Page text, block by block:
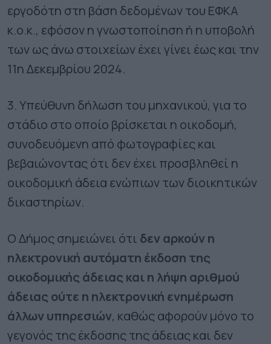
εργοδότη στη βάση δεδομένων του ΕΦΚΑ
κ.ο.κ., εφόσον η γνωστοποίηση ή η υποβολή
των ως άνω στοιχείων έχει γίνει έως και την
11η Δεκεμβρίου 2024.
3. Υπεύθυνη δήλωση του μηχανικού, για το
στάδιο στο οποίο βρίσκεται η οικοδομή,
συνοδευόμενη από φωτογραφίες και
βεβαιώνοντας ότι δεν έχει προσβληθεί η
οικοδομική άδεια ενώπιων των διοικητικών
δικαστηρίων.
Ο Δήμος σημειώνει ότι δεν αρκούν η
ηλεκτρονική αυτόματη έκδοση της
οικοδομικής άδειας και η λήψη αριθμού
άδειας ούτε η ηλεκτρονική ενημέρωση
άλλων υπηρεσιών, καθώς αφορούν μόνο το
γεγονός της έκδοσης της άδειας και δεν